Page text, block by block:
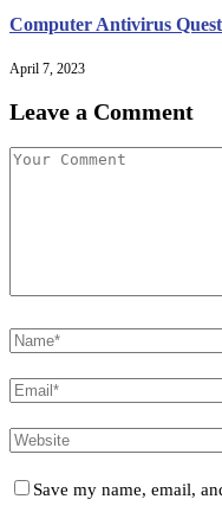
Computer Antivirus
April 7, 2023
Leave a Comment
Save my name, email,